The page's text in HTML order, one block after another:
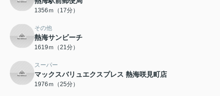
1356ｍ（17分）
その他
熱海サンビーチ
1619ｍ（21分）
スーパー
マックスバリュエクスプレス 熱海咲見町店
1976ｍ（25分）